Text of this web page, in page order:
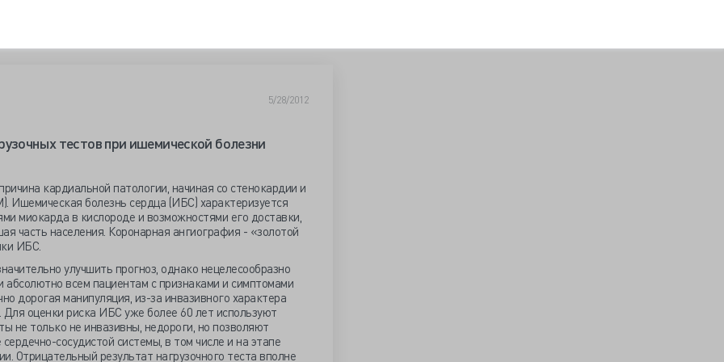
5/28/2012
тестов при ишемической болезни
кардиальной патологии, начиная со стенокардии и
Ишемическая болезнь сердца (ИБС) характеризуется
миокарда в кислороде и возможностями его доставки,
часть населения. Коронарная ангиография - «золотой
ИБС.
улучшить прогноз, однако нецелесообразно
всем пациентам с признаками и симптомами
дорогая манипуляция, из-за инвазивного характера
оценки риска ИБС уже более 60 лет используют
не только не инвазивны, недороги, но позволяют
сосудистой системы, в том числе и на этапе
Отрицательный результат нагрузочного теста вполне